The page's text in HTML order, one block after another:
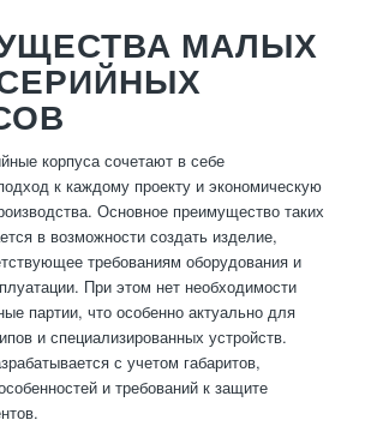
МАЛЫХ
корпуса сочетают в себе
к каждому проекту и экономическую
Основное преимущество таких
в возможности создать изделие,
требованиям оборудования и
При этом нет необходимости
партии, что особенно актуально для
и специализированных устройств.
с учетом габаритов,
и требований к защите